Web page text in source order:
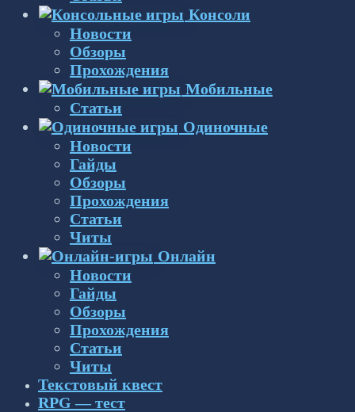
Консоли
Новости
Обзоры
Прохождения
Мобильные
Статьи
Одиночные
Новости
Гайды
Обзоры
Прохождения
Статьи
Читы
Онлайн
Новости
Гайды
Обзоры
Прохождения
Статьи
Читы
Текстовый квест
RPG — тест